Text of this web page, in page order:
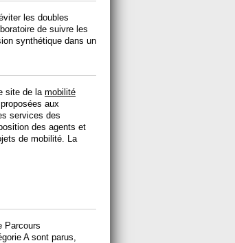
les doubles
de suivre les
synthétique dans un
site de lamobilité
aux
services des
des agents et
de mobilité. La
Parcours
A sont parus,